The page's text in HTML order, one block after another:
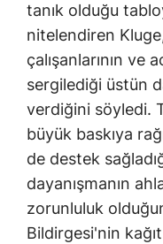
tanık olduğu
nitelendiren
çalışanlarının ve
sergilediği üstün
verdiğini söyledi.
büyük baskıya
de destek
dayanışmanın
zorunluluk
Bildirgesi'nin